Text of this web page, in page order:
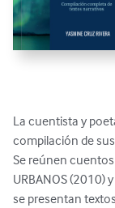
La cuentista y
compilación de
Se reúnen cuentos
URBANOS (2010)
se presentan